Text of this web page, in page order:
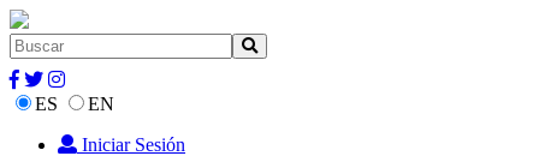
ES
EN
Iniciar Sesión